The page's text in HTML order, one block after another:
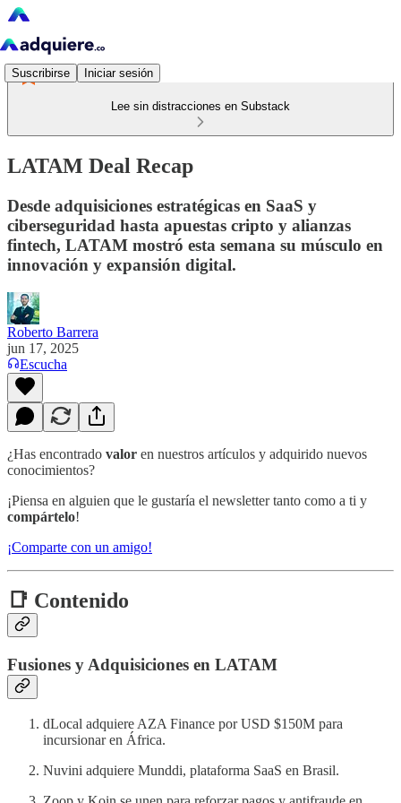
Suscribirse Iniciar sesión
Lee sin distracciones en Substack
LATAM Deal Recap
Desde adquisiciones estratégicas en SaaS y
ciberseguridad hasta apuestas cripto y alianzas
fintech, LATAM mostró esta semana su músculo en
innovación y expansión digital.
Roberto Barrera
jun 17, 2025
Escucha
¿Has encontrado valor en nuestros artículos y adquirido nuevos
conocimientos?
¡Piensa en alguien que le gustaría el newsletter tanto como a ti y
compártelo!
¡Comparte con un amigo!
📑 Contenido
Fusiones y Adquisiciones en LATAM
dLocal adquiere AZA Finance por USD $150M para
incursionar en África.
Nuvini adquiere Munddi, plataforma SaaS en Brasil.